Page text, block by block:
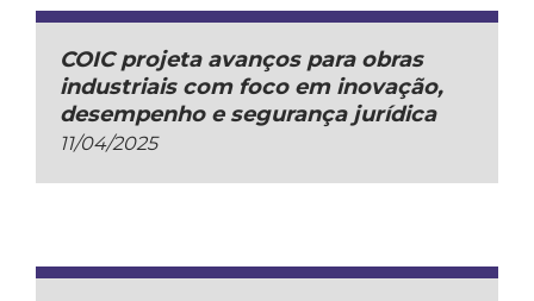
COIC projeta avanços para obras
industriais com foco em inovação,
desempenho e segurança jurídica
11/04/2025